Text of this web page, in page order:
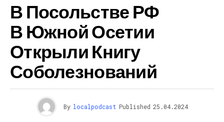
В Посольстве РФ
В Южной Осетии
Открыли Книгу
Соболезнований
By localpodcast Published 25.04.2024